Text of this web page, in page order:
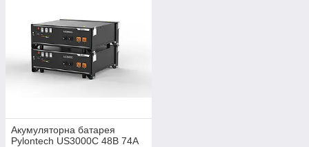
Акумуляторна батарея
Pylontech US3000C 48В 74A